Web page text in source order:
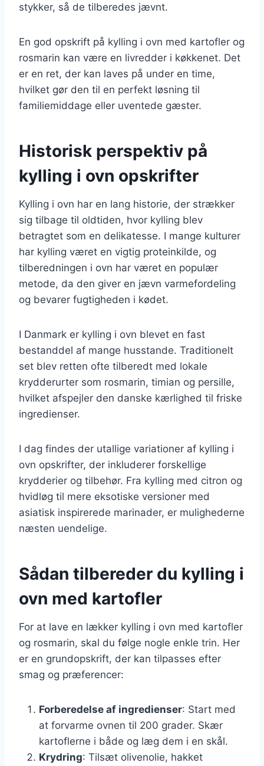
stykker, så de tilberedes jævnt.
En god opskrift på kylling i ovn med kartofler og
rosmarin kan være en livredder i køkkenet. Det
er en ret, der kan laves på under en time,
hvilket gør den til en perfekt løsning til
familiemiddage eller uventede gæster.
Historisk perspektiv på
kylling i ovn opskrifter
Kylling i ovn har en lang historie, der strækker
sig tilbage til oldtiden, hvor kylling blev
betragtet som en delikatesse. I mange kulturer
har kylling været en vigtig proteinkilde, og
tilberedningen i ovn har været en populær
metode, da den giver en jævn varmefordeling
og bevarer fugtigheden i kødet.
I Danmark er kylling i ovn blevet en fast
bestanddel af mange husstande. Traditionelt
set blev retten ofte tilberedt med lokale
krydderurter som rosmarin, timian og persille,
hvilket afspejler den danske kærlighed til friske
ingredienser.
I dag findes der utallige variationer af kylling i
ovn opskrifter, der inkluderer forskellige
krydderier og tilbehør. Fra kylling med citron og
hvidløg til mere eksotiske versioner med
asiatisk inspirerede marinader, er mulighederne
næsten uendelige.
Sådan tilbereder du kylling i
ovn med kartofler
For at lave en lækker kylling i ovn med kartofler
og rosmarin, skal du følge nogle enkle trin. Her
er en grundopskrift, der kan tilpasses efter
smag og præferencer:
Forberedelse af ingredienser: Start med
at forvarme ovnen til 200 grader. Skær
kartoflerne i både og læg dem i en skål.
Krydring: Tilsæt olivenolie, hakket